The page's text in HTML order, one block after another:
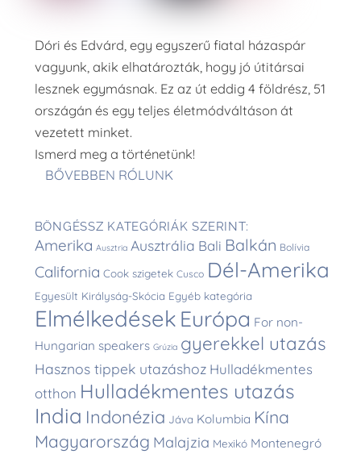
Dóri és Edvárd, egy egyszerű fiatal házaspár
vagyunk, akik elhatározták, hogy jó útitársai
lesznek egymásnak. Ez az út eddig 4 földrész, 51
országán és egy teljes életmódváltáson át
vezetett minket.
Ismerd meg a történetünk!
BŐVEBBEN RÓLUNK
BÖNGÉSSZ KATEGÓRIÁK SZERINT:
Amerika Ausztria Ausztrália Bali Balkán Bolívia
California Cook szigetek Cusco Dél-Amerika
Egyesült Királyság-Skócia Egyéb kategória
Elmélkedések Európa For non-
Hungarian speakers Grúzia gyerekkel utazás
Hasznos tippek utazáshoz Hulladékmentes
otthon Hulladékmentes utazás
India Indonézia Jáva Kolumbia Kína
Magyarország Malajzia Mexikó Montenegró